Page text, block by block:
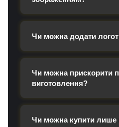
Чи можна додати
Чи можна прискорити
виготовлення?
Чи можна купити лише